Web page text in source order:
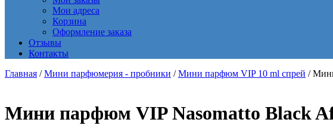
Мои адреса
Корзина
Оформление заказа
Отзывы
Контакты
Главная /Мини парфюмерия - пробники /Мини парфюм VIP 10 ml спрей /
Мини парфюм VIP Nasomatto Black